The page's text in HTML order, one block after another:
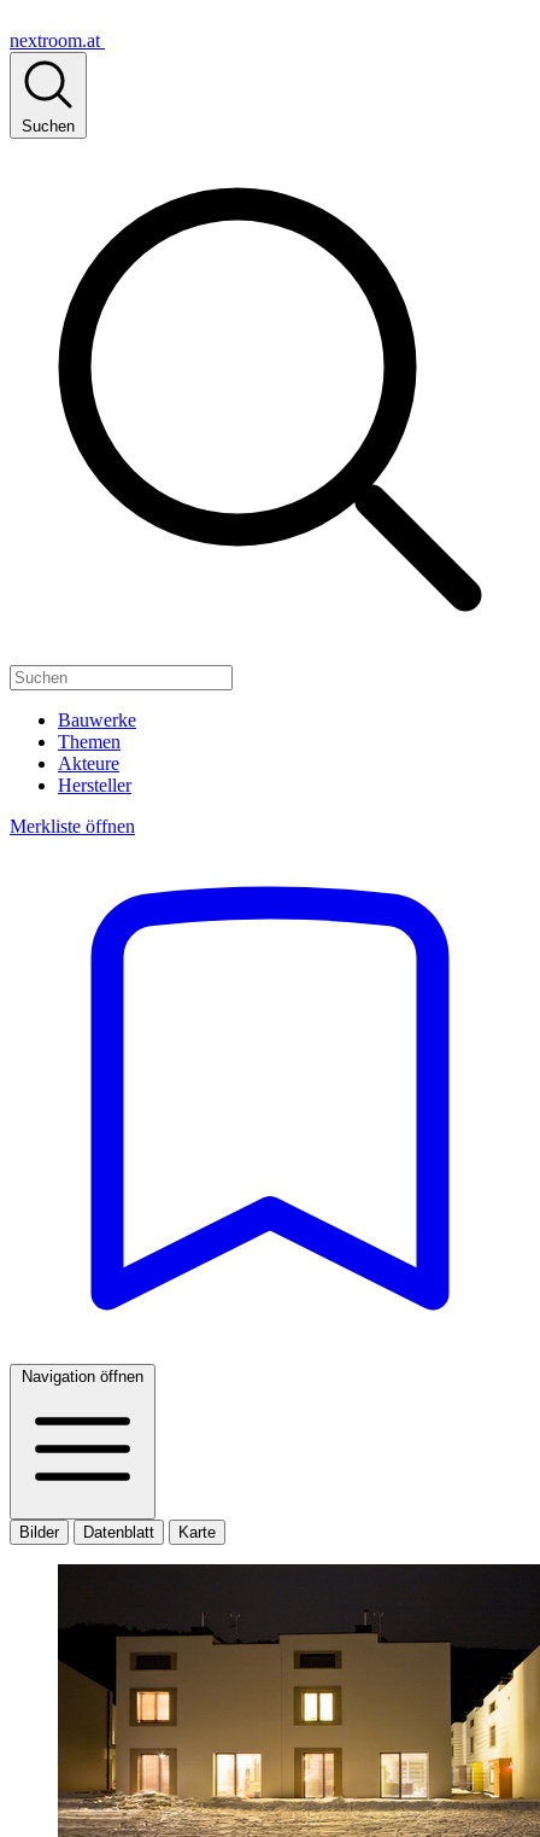
nextroom.at
Suchen
Bauwerke
Themen
Akteure
Hersteller
Merkliste öffnen
Navigation öffnen
Bilder Datenblatt Karte